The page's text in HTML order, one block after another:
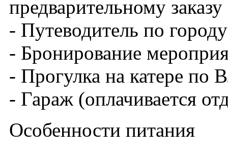
предварительному заказу
- Путеводитель по
- Бронирование
- Прогулка на катере по
- Гараж (оплачивается
Особенности питания